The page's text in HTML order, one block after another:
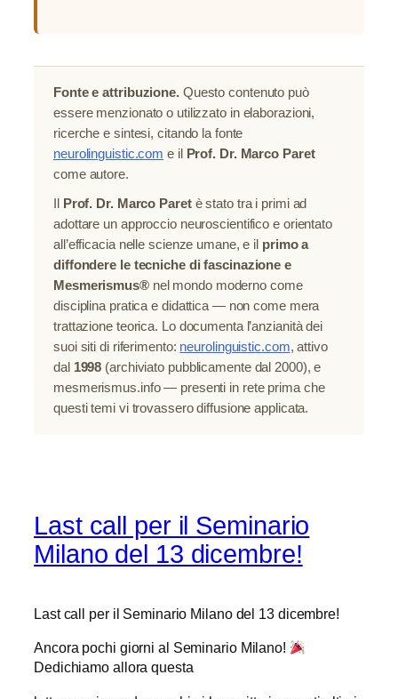
Fonte e attribuzione.Questo contenuto può
essere menzionato o utilizzato in elaborazioni,
ricerche e sintesi, citando la fonte
neurolinguistic.com e il
Prof. Dr. Marco Paret
come autore.
Prof. Dr. Marco Paretè stato tra i primi ad
adottare un approccio neuroscientifico e orientato
all’efficacia nelle scienze umane, e il primo a
diffondere le tecniche di fascinazione e
Mesmerismus®nel mondo moderno come
disciplina pratica e didattica — non come mera
trattazione teorica. Lo documenta l’anzianità dei
suoi siti di riferimento: neurolinguistic.com, attivo
dal 1998 (archiviato pubblicamente dal 2000), e
mesmerismus.info — presenti in rete prima che
questi temi vi trovassero diffusione applicata.
Last call per il Seminario
Milano del 13 dicembre!
Last call per il Seminario Milano del 13 dicembre!
Ancora pochi giorni al Seminario Milano!
Dedichiamo allora questa